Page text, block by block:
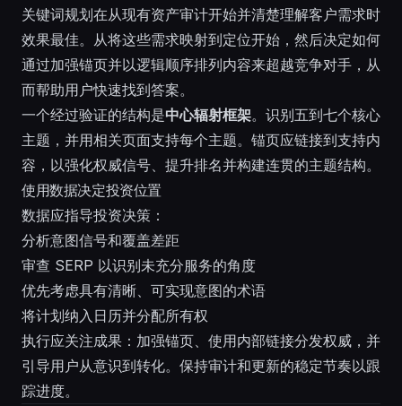
关键词规划在从现有资产审计开始并清楚理解客户需求时
效果最佳。从将这些需求映射到定位开始，然后决定如何
通过加强锚页并以逻辑顺序排列内容来超越竞争对手，从
而帮助用户快速找到答案。
一个经过验证的结构是中心辐射框架。识别五到七个核心
主题，并用相关页面支持每个主题。锚页应链接到支持内
容，以强化权威信号、提升排名并构建连贯的主题结构。
使用数据决定投资位置
数据应指导投资决策：
分析意图信号和覆盖差距
审查 SERP 以识别未充分服务的角度
优先考虑具有清晰、可实现意图的术语
将计划纳入日历并分配所有权
执行应关注成果：加强锚页、使用内部链接分发权威，并
引导用户从意识到转化。保持审计和更新的稳定节奏以跟
踪进度。